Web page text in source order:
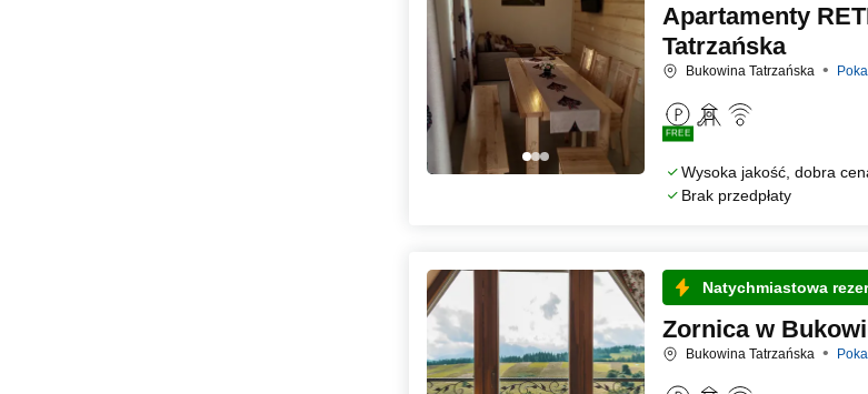
Apartamenty
Tatrzańska
Bukowina Tatrzańska
FREE
Wysoka jakość, dobra
Brak przedpłaty
Natychmiastowa
Zornica w
Bukowina Tatrzańska